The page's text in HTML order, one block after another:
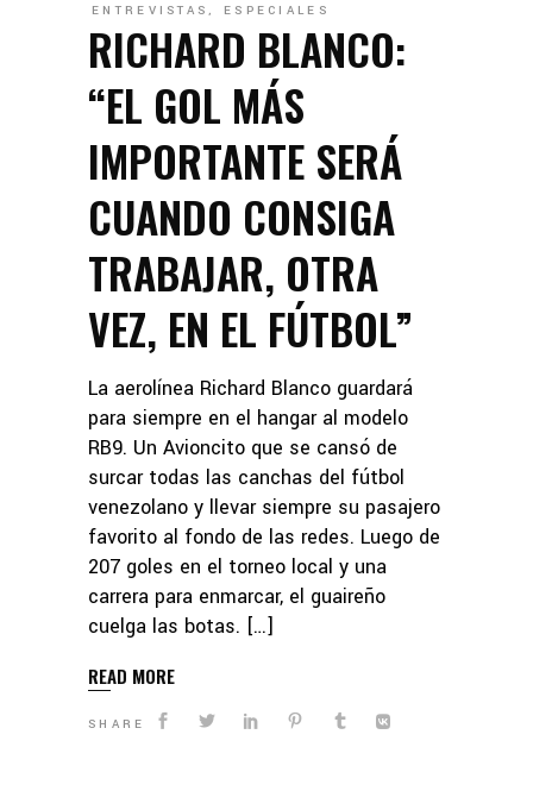
ENTREVISTAS , ESPECIALES
RICHARD BLANCO:
“EL GOL MÁS
IMPORTANTE SERÁ
CUANDO CONSIGA
TRABAJAR, OTRA
VEZ, EN EL FÚTBOL”
La aerolínea Richard Blanco guardará
para siempre en el hangar al modelo
RB9. Un Avioncito que se cansó de
surcar todas las canchas del fútbol
venezolano y llevar siempre su pasajero
favorito al fondo de las redes. Luego de
207 goles en el torneo local y una
carrera para enmarcar, el guaireño
cuelga las botas. […]
READ MORE
SHARE